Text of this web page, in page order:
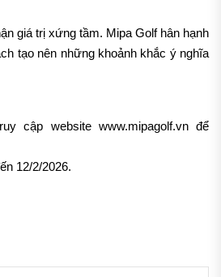
giá trị xứng tầm. Mipa Golf hân hạnh
tạo nên những khoảnh khắc ý nghĩa
cập website www.mipagolf.vn để
12/2/2026.